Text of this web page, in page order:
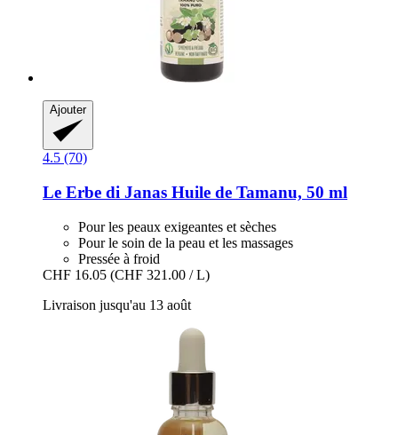
Ajouter
4.5 (70)
Le Erbe di Janas Huile de Tamanu, 50 ml
Pour les peaux exigeantes et sèches
Pour le soin de la peau et les massages
Pressée à froid
CHF 16.05 (CHF 321.00 / L)
Livraison jusqu'au 13 août